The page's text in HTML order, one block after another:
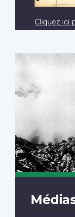
Cliquez ici